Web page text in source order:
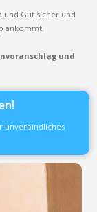
und Gut sicher und
ankommt.
und
unverbindliches